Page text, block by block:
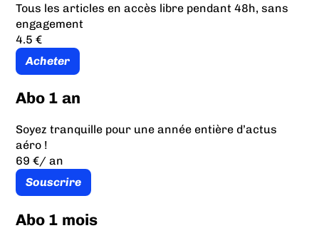
Tous les articles en accès libre pendant 48h, sans
engagement
4.5 €
Acheter
Abo 1 an
Soyez tranquille pour une année entière d’actus
aéro !
69 €/ an
Souscrire
Abo 1 mois